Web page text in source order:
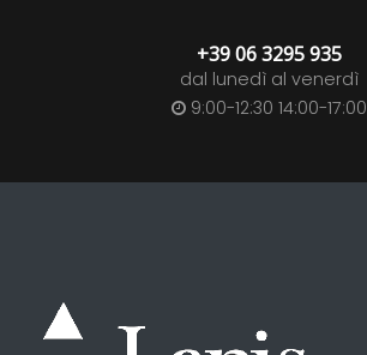
+39 06 3295 935
dal lunedì al venerdì
9:00-12:30 14:00-17:00